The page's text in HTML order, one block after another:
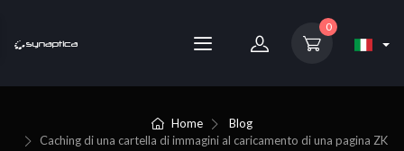
0
Home
Blog
Caching di una cartella di immagini al caricamento di una pagina ZK